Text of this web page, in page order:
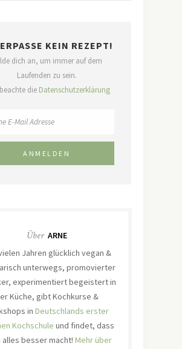
KEIN REZEPT!
dich an, um immer auf dem
Laufenden zu sein.
die Datenschutzerklärung
Über ARNE
Jahren glücklich vegan &
unterwegs, promovierter
experimentiert begeistert in
Küche, gibt Kochkurse &
in Deutschlands erster
Kochschule und findet, dass
alles besser macht! Mehr über